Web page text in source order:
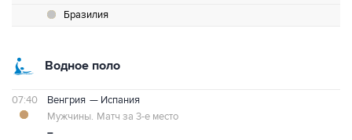
Бразилия
Водное поло
07:40 Венгрия — Испания
–
Мужчины. Матч за 3-е место